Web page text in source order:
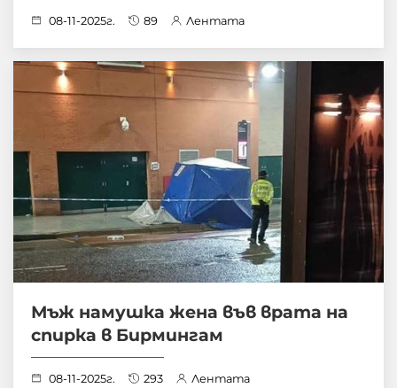
08-11-2025г. 89 Лентата
Мъж намушка жена във врата на
спирка в Бирмингам
08-11-2025г. 293 Лентата